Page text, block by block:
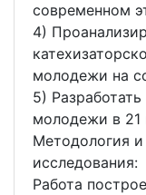
современном
4)
молодежи на
5)
молодежи в 21
Методология
исследования:
Работа